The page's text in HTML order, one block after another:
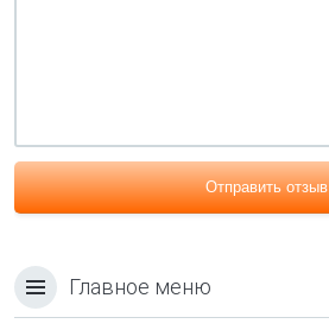
Отправить отзыв
Главное меню